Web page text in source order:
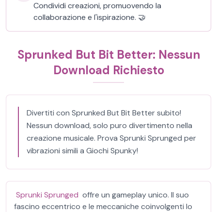
Condividi creazioni, promuovendo la
collaborazione e l'ispirazione. 🤝
Sprunked But Bit Better: Nessun
Download Richiesto
Divertiti con Sprunked But Bit Better subito!
Nessun download, solo puro divertimento nella
creazione musicale. Prova Sprunki Sprunged per
vibrazioni simili a Giochi Spunky!
Sprunki Sprunged offre un gameplay unico. Il suo
fascino eccentrico e le meccaniche coinvolgenti lo